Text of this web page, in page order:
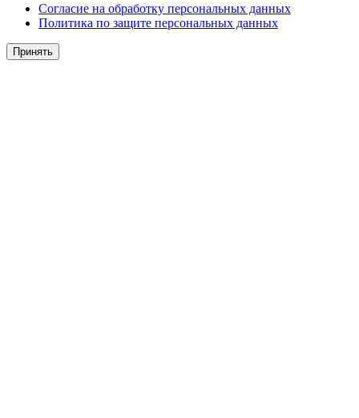
Согласие на обработку персональных данных
Политика по защите персональных данных
Принять